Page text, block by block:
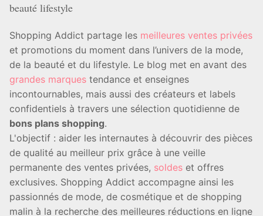
beauté lifestyle
Shopping Addict partage les meilleures ventes privées
et promotions du moment dans l’univers de la mode,
de la beauté et du lifestyle. Le blog met en avant des
grandes marques tendance et enseignes
incontournables, mais aussi des créateurs et labels
confidentiels à travers une sélection quotidienne de
bons plans shopping.
L'objectif : aider les internautes à découvrir des pièces
de qualité au meilleur prix grâce à une veille
permanente des ventes privées, soldes et offres
exclusives. Shopping Addict accompagne ainsi les
passionnés de mode, de cosmétique et de shopping
malin à la recherche des meilleures réductions en ligne